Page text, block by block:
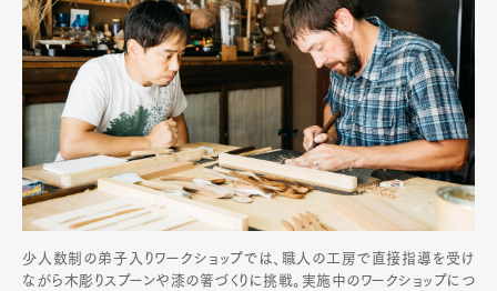
少人数制の弟子入りワークショップでは、職人の工房で直接指導を受け
ながら木彫りスプーンや漆の箸づくりに挑戦。実施中のワークショップにつ